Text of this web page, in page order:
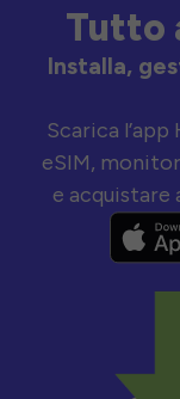
Tutto
Installa,
Scarica
eSIM,
e acquistare